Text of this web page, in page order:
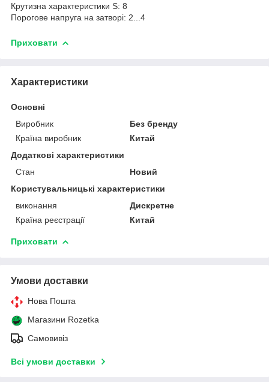
Крутизна характеристики S: 8
Порогове напруга на затворі: 2...4
Приховати
Характеристики
Основні
Виробник
Без бренду
Країна виробник
Китай
Додаткові характеристики
Стан
Новий
Користувальницькі характеристики
виконання
Дискретне
Країна реєстрації
Китай
Приховати
Умови доставки
Нова Пошта
Магазини Rozetka
Самовивіз
Всі умови доставки